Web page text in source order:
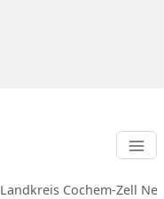
Landkreis Cochem-Zell